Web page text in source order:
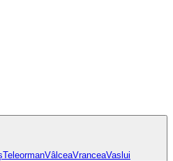
TeleormanVâlceaVranceaVaslui